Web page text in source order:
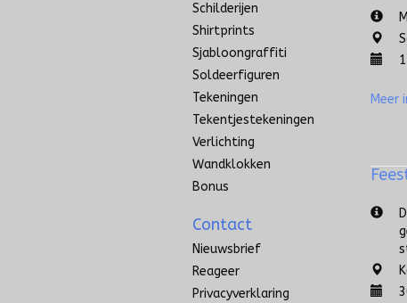
Meer
Schilderijen
Shirtprints
Sjabloongraffiti
Soldeerfiguren
Tekeningen
Tekentjestekeningen
Verlichting
Wandklokken
Bonus
Contact
Nieuwsbrief
Reageer
Privacyverklaring